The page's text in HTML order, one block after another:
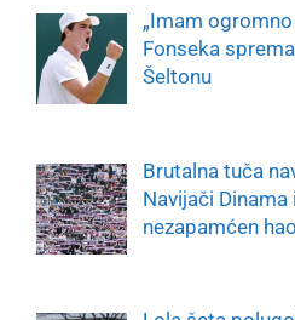
„Imam
Fonseka
Šeltonu
Brutalna tuča
Navijači
nezapamćen